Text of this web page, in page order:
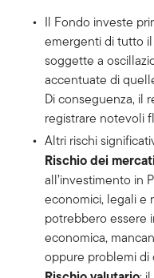
Il Fondo investe
emergenti di tutto
soggette a
accentuate di
Di conseguenza, il
registrare notevoli
Altri rischi
Rischio dei
all’investimento in
economici, legali e
potrebbero essere
economica,
oppure problemi di